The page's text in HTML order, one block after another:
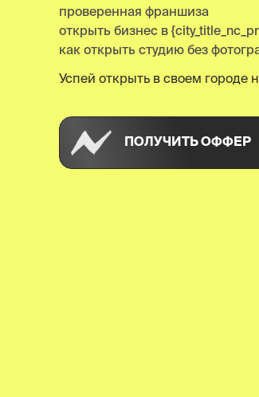
проверенная франшиза
открыть бизнес в
как открыть студию без
Успей открыть в своем городе
ПОЛУЧИТЬ ОФФЕР